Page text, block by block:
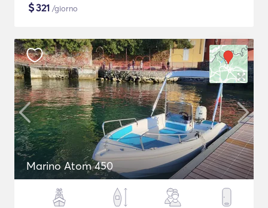
$321 /giorno
Marino Atom 450